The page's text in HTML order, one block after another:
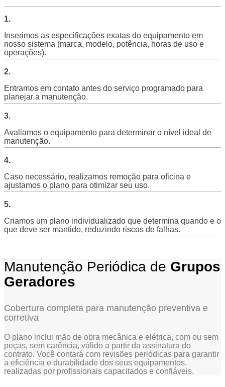
1.
Inserimos as especificações exatas do equipamento em
nosso sistema (marca, modelo, potência, horas de uso e
operações).
2.
Entramos em contato antes do serviço programado para
planejar a manutenção.
3.
Avaliamos o equipamento para determinar o nível ideal de
manutenção.
4.
Caso necessário, realizamos remoção para oficina e
ajustamos o plano para otimizar seu uso.
5.
Criamos um plano individualizado que determina quando e o
que deve ser mantido, reduzindo riscos de falhas.
Manutenção Periódica de Grupos
Geradores
Cobertura completa para manutenção preventiva e
corretiva
O plano inclui mão de obra mecânica e elétrica, com ou sem
peças, sem carência, válido a partir da assinatura do
contrato. Você contará com revisões periódicas para garantir
a eficiência e durabilidade dos seus equipamentos,
realizadas por profissionais capacitados e confiáveis.